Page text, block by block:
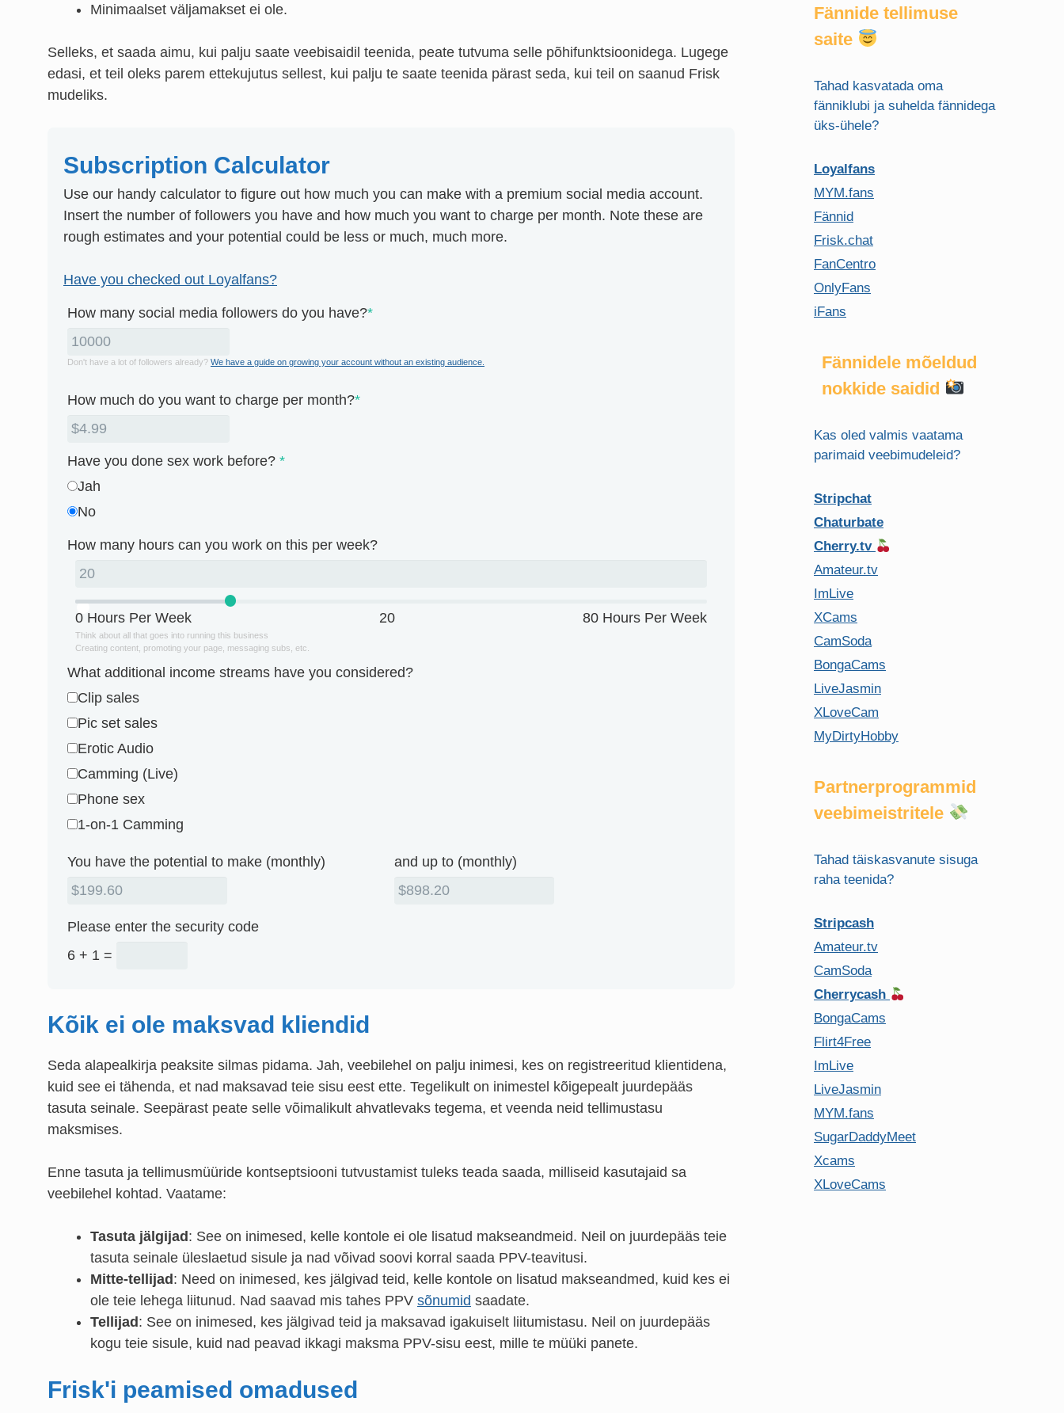
Minimaalset väljamakset ei ole.
Selleks, et saada aimu, kui palju saate veebisaidil teenida, peate tutvuma selle põhifunktsioonidega. Lugege
edasi, et teil oleks parem ettekujutus sellest, kui palju te saate teenida pärast seda, kui teil on saanud Frisk
mudeliks.
Subscription Calculator
Use our handy calculator to figure out how much you can make with a premium social media account.
Insert the number of followers you have and how much you want to charge per month. Note these are
rough estimates and your potential could be less or much, much more.
Have you checked out Loyalfans?
How many social media followers do you have?*
Don't have a lot of followers already? We have a guide on growing your account without an existing audience.
How much do you want to charge per month?*
Have you done sex work before? *
Jah
No
How many hours can you work on this per week?
0 Hours Per Week 80 Hours Per Week
20
Think about all that goes into running this business
Creating content, promoting your page, messaging subs, etc.
What additional income streams have you considered?
Clip sales
Pic set sales
Erotic Audio
Camming (Live)
Phone sex
1-on-1 Camming
You have the potential to make (monthly) and up to (monthly)
Please enter the security code
6 + 1 =
Kõik ei ole maksvad kliendid
Seda alapealkirja peaksite silmas pidama. Jah, veebilehel on palju inimesi, kes on registreeritud klientidena,
kuid see ei tähenda, et nad maksavad teie sisu eest ette. Tegelikult on inimestel kõigepealt juurdepääs
tasuta seinale. Seepärast peate selle võimalikult ahvatlevaks tegema, et veenda neid tellimustasu
maksmises.
Enne tasuta ja tellimusmüüride kontseptsiooni tutvustamist tuleks teada saada, milliseid kasutajaid sa
veebilehel kohtad. Vaatame:
Tasuta jälgijad: See on inimesed, kelle kontole ei ole lisatud makseandmeid. Neil on juurdepääs teie
tasuta seinale üleslaetud sisule ja nad võivad soovi korral saada PPV-teavitusi.
Mitte-tellijad: Need on inimesed, kes jälgivad teid, kelle kontole on lisatud makseandmed, kuid kes ei
ole teie lehega liitunud. Nad saavad mis tahes PPV sõnumid saadate.
Tellijad: See on inimesed, kes jälgivad teid ja maksavad igakuiselt liitumistasu. Neil on juurdepääs
kogu teie sisule, kuid nad peavad ikkagi maksma PPV-sisu eest, mille te müüki panete.
Frisk'i peamised omadused
Fännide tellimuse
saite
Tahad kasvatada oma
fänniklubi ja suhelda fännidega
üks-ühele?
Loyalfans
MYM.fans
Fännid
Frisk.chat
FanCentro
OnlyFans
iFans
Fännidele mõeldud
nokkide saidid
Kas oled valmis vaatama
parimaid veebimudeleid?
Stripchat
Chaturbate
Cherry.tv
Amateur.tv
ImLive
XCams
CamSoda
BongaCams
LiveJasmin
XLoveCam
MyDirtyHobby
Partnerprogrammid
veebimeistritele
Tahad täiskasvanute sisuga
raha teenida?
Stripcash
Amateur.tv
CamSoda
Cherrycash
BongaCams
Flirt4Free
ImLive
LiveJasmin
MYM.fans
SugarDaddyMeet
Xcams
XLoveCams